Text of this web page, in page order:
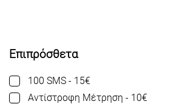
Επιπρόσθετα
100 SMS - 15€
Αντίστροφη Μέτρηση - 10€